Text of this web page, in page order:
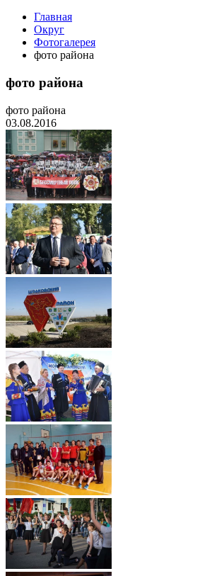
Главная
Округ
Фотогалерея
фото района
фото района
фото района
03.08.2016